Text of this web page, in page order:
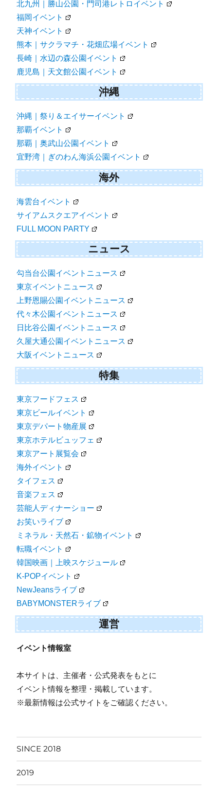
北九州｜勝山公園・門司港レトロイベント
福岡イベント
天神イベント
熊本｜サクラマチ・花畑広場イベント
長崎｜水辺の森公園イベント
鹿児島｜天文館公園イベント
沖縄
沖縄｜祭り＆エイサーイベント
那覇イベント
那覇｜奥武山公園イベント
宜野湾｜ぎのわん海浜公園イベント
海外
海雲台イベント
サイアムスクエアイベント
FULL MOON PARTY
ニュース
勾当台公園イベントニュース
東京イベントニュース
上野恩賜公園イベントニュース
代々木公園イベントニュース
日比谷公園イベントニュース
久屋大通公園イベントニュース
大阪イベントニュース
特集
東京フードフェス
東京ビールイベント
東京デパート物産展
東京ホテルビュッフェ
東京アート展覧会
海外イベント
タイフェス
音楽フェス
芸能人ディナーショー
お笑いライブ
ミネラル・天然石・鉱物イベント
転職イベント
韓国映画｜上映スケジュール
K-POPイベント
NewJeansライブ
BABYMONSTERライブ
運営
イベント情報室
本サイトは、主催者・公式発表をもとに
イベント情報を整理・掲載しています。
※最新情報は公式サイトをご確認ください。
SINCE 2018
2019